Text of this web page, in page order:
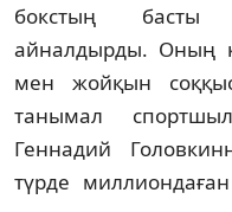
бокстың басты
айналдырды. Оның
мен жойқын
танымал
Геннадий
түрде